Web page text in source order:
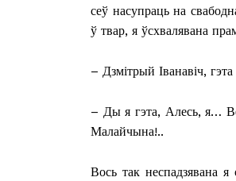
сеў насупраць на
ў твар, я ўсхвалявана
– Дзмітрый Іванавіч,
– Ды я гэта, Алесь, я…
Малайчына!..
Вось так неспадзявана